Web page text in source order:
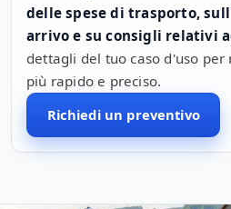
delle spese di trasporto,
arrivo e su consigli relativi
dettagli del tuo caso d'uso
più rapido e preciso.
Richiedi un preventivo